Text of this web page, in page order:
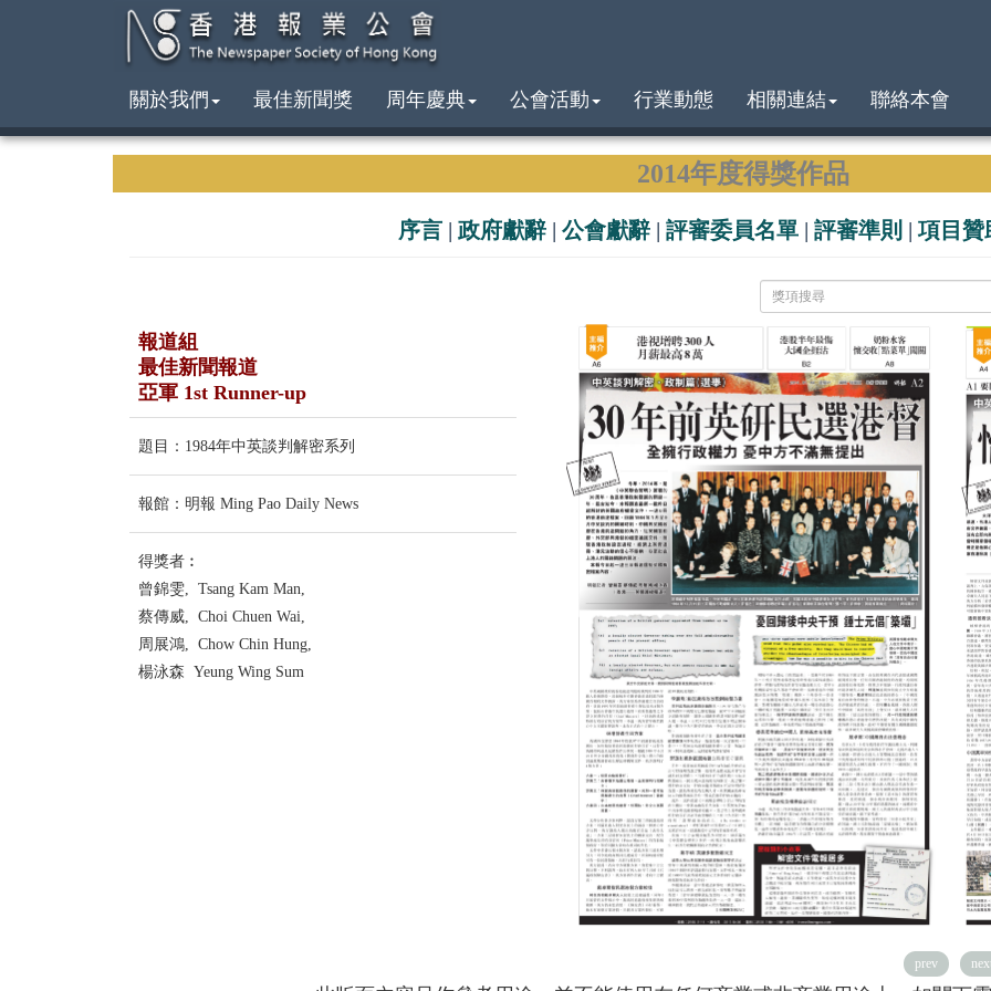
關於我們 最佳新聞獎 周年慶典 公會活動 行業動態 相關連結 聯絡本會
2014年度得獎作品
序言 | 政府獻辭 | 公會獻辭 | 評審委員名單 | 評審準則 | 項目贊
報道組
最佳新聞報道
亞軍 1st Runner-up
題目：1984年中英談判解密系列
報館：明報 Ming Pao Daily News
得獎者︰
曾錦雯, Tsang Kam Man,
蔡傳威, Choi Chuen Wai,
周展鴻, Chow Chin Hung,
楊泳森 Yeung Wing Sum
prev